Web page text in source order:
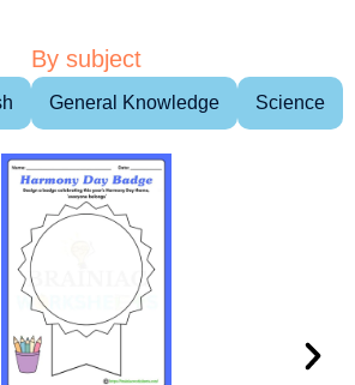
By subject
General Knowledge Science